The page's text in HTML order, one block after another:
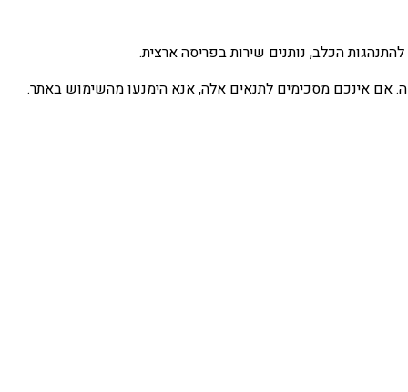
אם אינכם מסכימים לתנאים אלה, אנא הימנעו מהשימוש באתר.